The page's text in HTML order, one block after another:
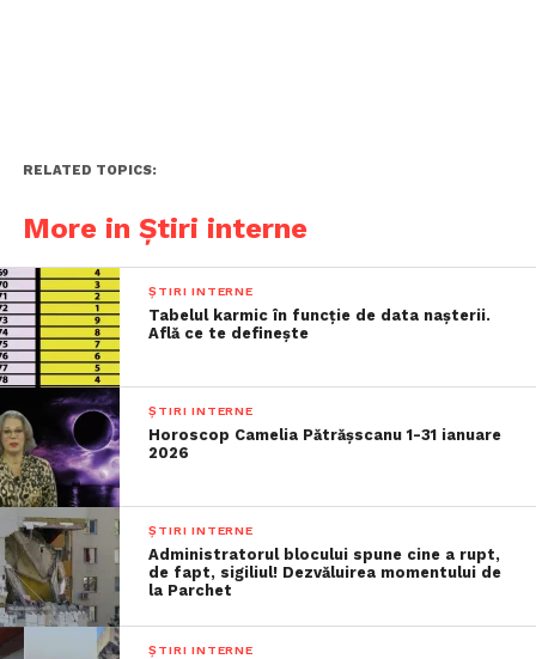
RELATED TOPICS:
More in Știri interne
ȘTIRI INTERNE
Tabelul karmic în funcție de data nașterii.
Află ce te definește
ȘTIRI INTERNE
Horoscop Camelia Pătrășscanu 1-31 ianuare
2026
ȘTIRI INTERNE
Administratorul blocului spune cine a rupt,
de fapt, sigiliul! Dezvăluirea momentului de
la Parchet
ȘTIRI INTERNE